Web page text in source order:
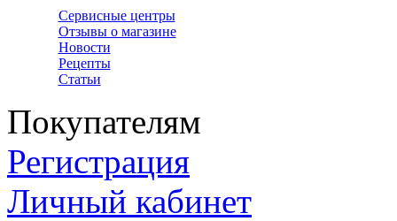
Сервисные центры
Отзывы о магазине
Новости
Рецепты
Статьи
Покупателям
Регистрация
Личный кабинет